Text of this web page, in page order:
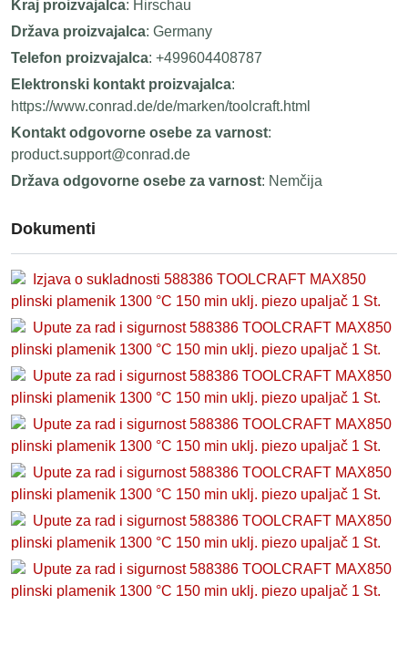
Kraj proizvajalca: Hirschau
Država proizvajalca: Germany
Telefon proizvajalca: +499604408787
Elektronski kontakt proizvajalca:
https://www.conrad.de/de/marken/toolcraft.html
Kontakt odgovorne osebe za varnost:
product.support@conrad.de
Država odgovorne osebe za varnost: Nemčija
Dokumenti
Izjava o sukladnosti 588386 TOOLCRAFT MAX850
plinski plamenik 1300 °C 150 min uklj. piezo upaljač 1 St.
Upute za rad i sigurnost 588386 TOOLCRAFT MAX850
plinski plamenik 1300 °C 150 min uklj. piezo upaljač 1 St.
Upute za rad i sigurnost 588386 TOOLCRAFT MAX850
plinski plamenik 1300 °C 150 min uklj. piezo upaljač 1 St.
Upute za rad i sigurnost 588386 TOOLCRAFT MAX850
plinski plamenik 1300 °C 150 min uklj. piezo upaljač 1 St.
Upute za rad i sigurnost 588386 TOOLCRAFT MAX850
plinski plamenik 1300 °C 150 min uklj. piezo upaljač 1 St.
Upute za rad i sigurnost 588386 TOOLCRAFT MAX850
plinski plamenik 1300 °C 150 min uklj. piezo upaljač 1 St.
Upute za rad i sigurnost 588386 TOOLCRAFT MAX850
plinski plamenik 1300 °C 150 min uklj. piezo upaljač 1 St.